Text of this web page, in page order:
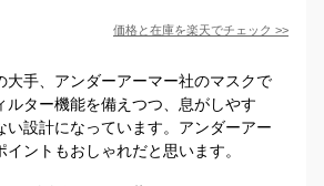
価格と在庫を楽天でチェック >>
大手、アンダーアーマー社のマスクで
ルター機能を備えつつ、息がしやす
い設計になっています。アンダーアー
ントもおしゃれだと思います。